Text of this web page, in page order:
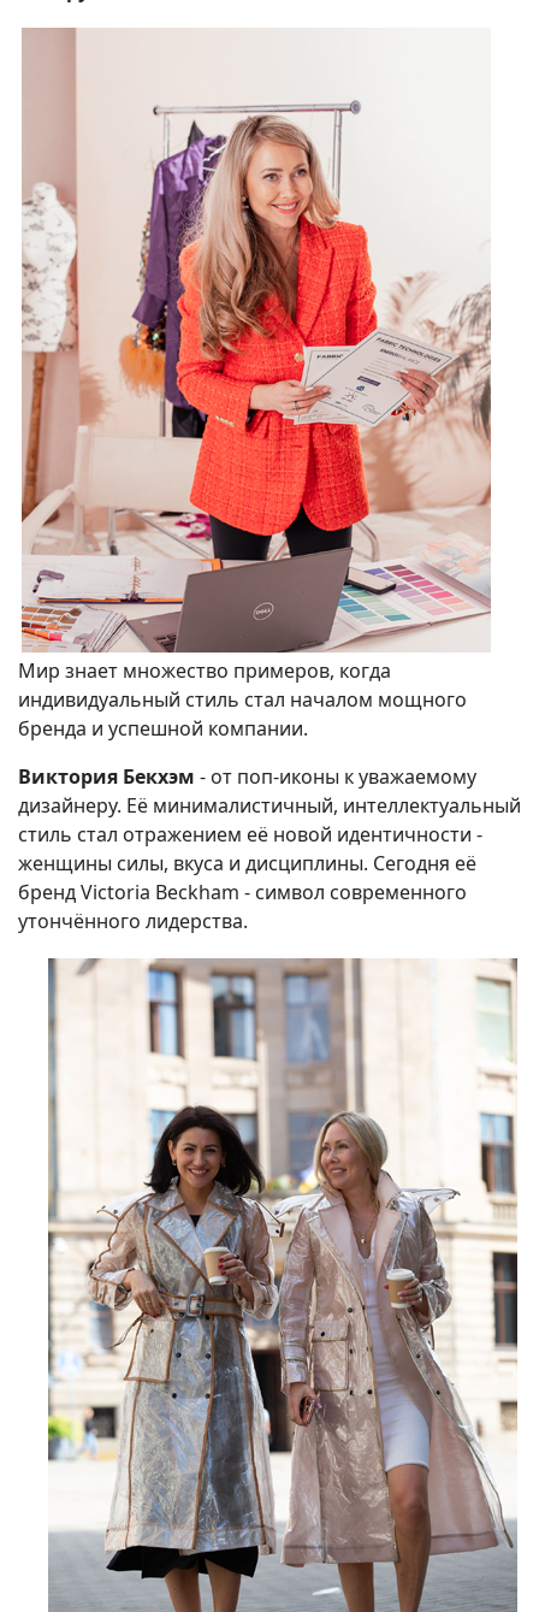
Мир знает множество примеров, когда
индивидуальный стиль стал началом мощного
бренда и успешной компании.
Виктория Бекхэм - от поп-иконы к уважаемому
дизайнеру. Её минималистичный, интеллектуальный
стиль стал отражением её новой идентичности -
женщины силы, вкуса и дисциплины. Сегодня её
бренд Victoria Beckham - символ современного
утончённого лидерства.